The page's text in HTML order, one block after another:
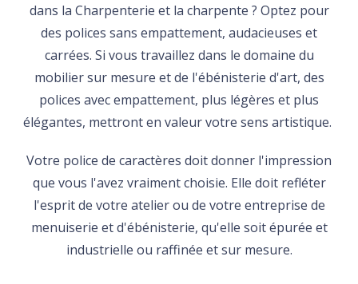
dans la Charpenterie et la charpente ? Optez pour
des polices sans empattement, audacieuses et
carrées. Si vous travaillez dans le domaine du
mobilier sur mesure et de l'ébénisterie d'art, des
polices avec empattement, plus légères et plus
élégantes, mettront en valeur votre sens artistique.
Votre police de caractères doit donner l'impression
que vous l'avez vraiment choisie. Elle doit refléter
l'esprit de votre atelier ou de votre entreprise de
menuiserie et d'ébénisterie, qu'elle soit épurée et
industrielle ou raffinée et sur mesure.